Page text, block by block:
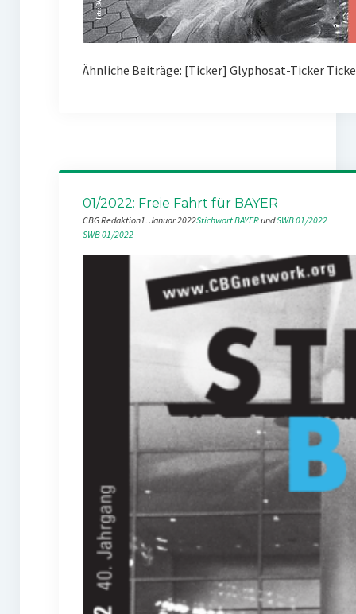
Ähnliche Beiträge: [Ticker] Glyphosat-Ticker
01/2022: Freie Fahrt für BAYER
CBG Redaktion1. Januar 2022Stichwort BAYER und SWB 01/2022
SWB 01/2022